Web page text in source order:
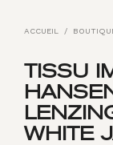
ACCUEIL /
TISSU
WHITE